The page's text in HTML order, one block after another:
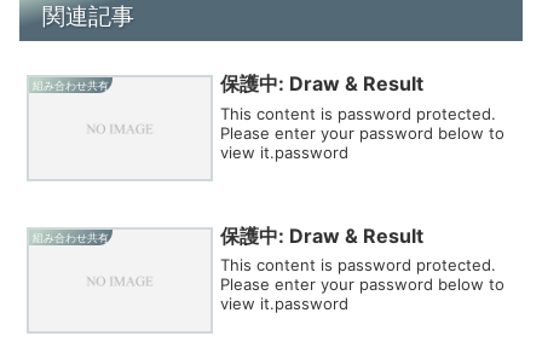
関連記事
組み合わせ共有 保護中: Draw & Result
This content is password protected.
Please enter your password below to
view it.password
組み合わせ共有 保護中: Draw & Result
This content is password protected.
Please enter your password below to
view it.password